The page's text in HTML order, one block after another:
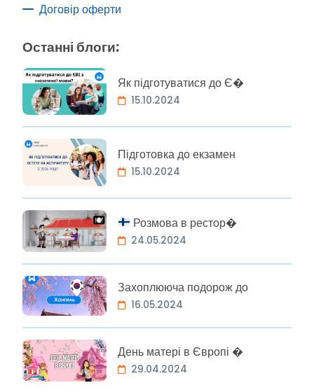
Договір оферти
Останні блоги:
Як підготуватися до Є�
15.10.2024
Підготовка до екзамен
15.10.2024
Розмова в рестор�
24.05.2024
Захоплююча подорож до
16.05.2024
День матері в Європі �
29.04.2024